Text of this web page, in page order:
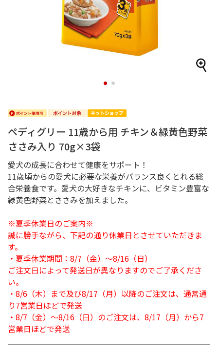
1 2
ペディグリー 11歳から用 チキン＆緑黄色野菜
ささみ入り 70g×3袋
愛犬の成長に合わせて健康をサポート！
11歳頃からの愛犬に必要な栄養がバランス良くとれる総
合栄養食です。愛犬の大好きなチキンに、ビタミン豊富な
緑黄色野菜とささみを加えました。
※夏季休業日のご案内※
誠に勝手ながら、下記の通り休業日とさせていただきま
す。
・夏季休業期間：8/7（金）～8/16（日）
ご注文日によって発送日が異なりますのでご了承くださ
い。
・8/6（木）まで及び8/17（月）以降のご注文は、通常通
り7営業日ほどで発送
・8/7（金）～8/16（日）のご注文は、8/17（月）から7
営業日ほどで発送